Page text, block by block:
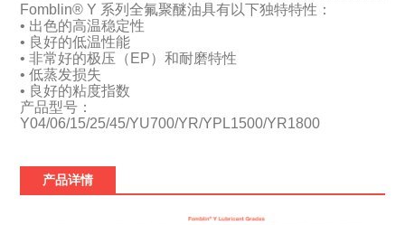
Fomblin® Y 系列全氟聚醚油具有以下独特特性：
• 出色的高温稳定性
• 良好的低温性能
• 非常好的极压（EP）和耐磨特性
• 低蒸发损失
• 良好的粘度指数
产品型号：
Y04/06/15/25/45/YU700/YR/YPL1500/YR1800
产品详情